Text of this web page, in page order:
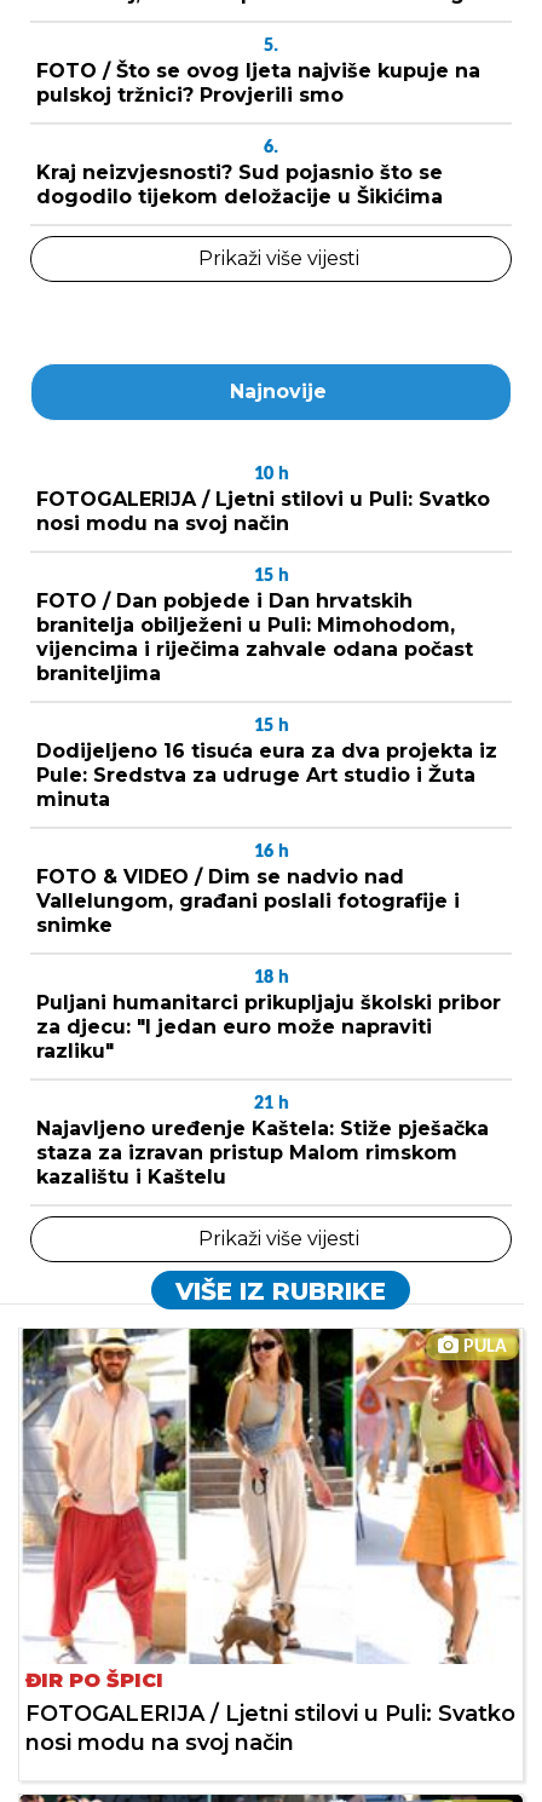
5.
FOTO / Što se ovog ljeta najviše kupuje na
pulskoj tržnici? Provjerili smo
6.
Kraj neizvjesnosti? Sud pojasnio što se
dogodilo tijekom deložacije u Šikićima
Prikaži više vijesti
Najnovije
10 h
FOTOGALERIJA / Ljetni stilovi u Puli: Svatko
nosi modu na svoj način
15 h
FOTO / Dan pobjede i Dan hrvatskih
branitelja obilježeni u Puli: Mimohodom,
vijencima i riječima zahvale odana počast
braniteljima
15 h
Dodijeljeno 16 tisuća eura za dva projekta iz
Pule: Sredstva za udruge Art studio i Žuta
minuta
16 h
FOTO & VIDEO / Dim se nadvio nad
Vallelungom, građani poslali fotografije i
snimke
18 h
Puljani humanitarci prikupljaju školski pribor
za djecu: "I jedan euro može napraviti
razliku"
21 h
Najavljeno uređenje Kaštela: Stiže pješačka
staza za izravan pristup Malom rimskom
kazalištu i Kaštelu
Prikaži više vijesti
VIŠE IZ RUBRIKE
PULA
ĐIR PO ŠPICI
FOTOGALERIJA / Ljetni stilovi u Puli: Svatko
nosi modu na svoj način